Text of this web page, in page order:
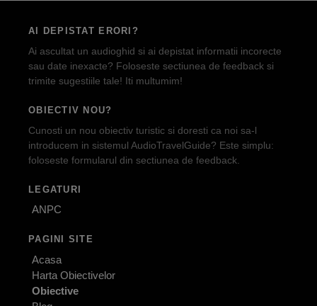
AI DEPISTAT ERORI?
Ai ascultat un audioghid si ai depistat informatii incorecte
sau date inexacte? Foloseste sectiunea de feedback si
trimite sugestiile tale! Iti multumim!
OBIECTIV NOU?
Cunosti un nou obiectiv turistic si doresti ca noi sa-l
introducem in sistemul AudioTravelGuide? Este simplu:
foloseste formularul din sectiunea de feedback.
LEGATURI
ANPC
PAGINI SITE
Acasa
Harta Obiectivelor
Obiective